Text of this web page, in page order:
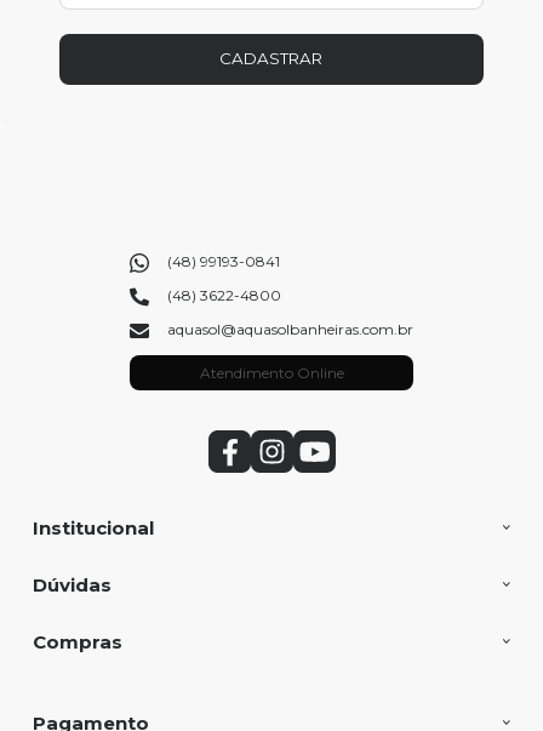
CADASTRAR
Institucional
Dúvidas
Compras
(48) 99193-0841
(48) 3622-4800
aquasol@aquasolbanheiras.com.br
Atendimento Online
Pagamento